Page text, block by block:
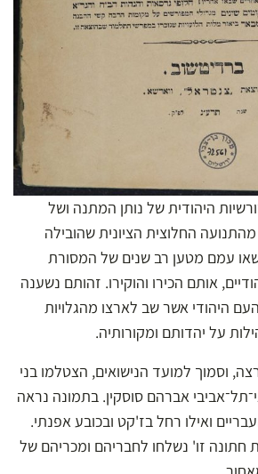
היהודית של נותן המתנה ושל
החלוצית הציונית שהובילה
עמם מטען רב שנים של המסורת
אותם הכירו והוקירו. זהותם נשענה
היהודי אשר שב לארצו מהגלויות
על יהדותם ומקורותיה.
וסמוך למועד הנישואים, הצטלמו בני
אברהם סוסקין. בתמונה נראה
ואילו רחל בז'קט ובכובע אפנתי.
חתונה זו' נשלחו לחבריהם ומכריהם של